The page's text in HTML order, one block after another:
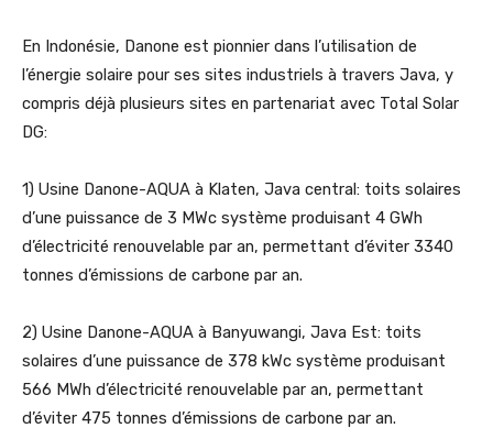
En Indonésie, Danone est pionnier dans l’utilisation de
l’énergie solaire pour ses sites industriels à travers Java, y
compris déjà plusieurs sites en partenariat avec Total Solar
DG:
1) Usine Danone-AQUA à Klaten, Java central: toits solaires
d’une puissance de 3 MWc système produisant 4 GWh
d’électricité renouvelable par an, permettant d’éviter 3340
tonnes d’émissions de carbone par an.
2) Usine Danone-AQUA à Banyuwangi, Java Est: toits
solaires d’une puissance de 378 kWc système produisant
566 MWh d’électricité renouvelable par an, permettant
d’éviter 475 tonnes d’émissions de carbone par an.